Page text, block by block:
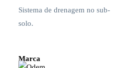
Sistema de drenagem no sub-
solo.
Marca